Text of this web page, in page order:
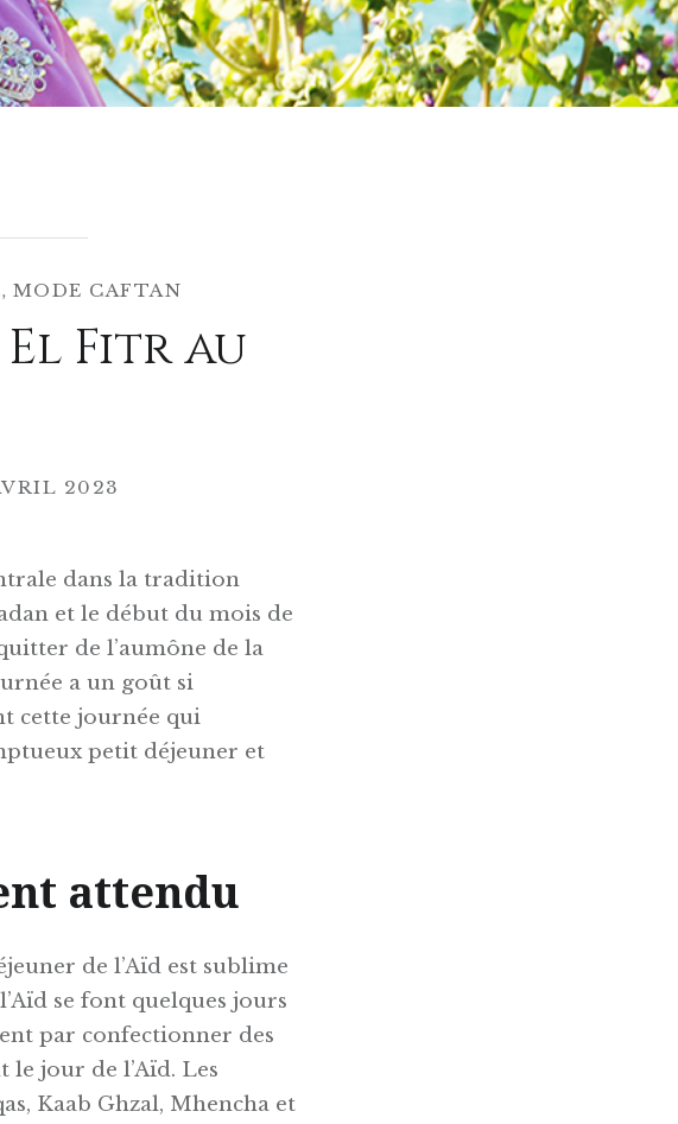
MODE CAFTAN
Fitr au
2023
dans la tradition
et le début du mois de
de l’aumône de la
a un goût si
cette journée qui
petit déjeuner et
attendu
de l’Aïd est sublime
se font quelques jours
par confectionner des
le jour de l’Aïd. Les
Kaab Ghzal, Mhencha et